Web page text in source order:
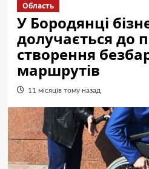
Область
У Бородянці
долучається до
створення
маршрутів
11 місяців тому назад